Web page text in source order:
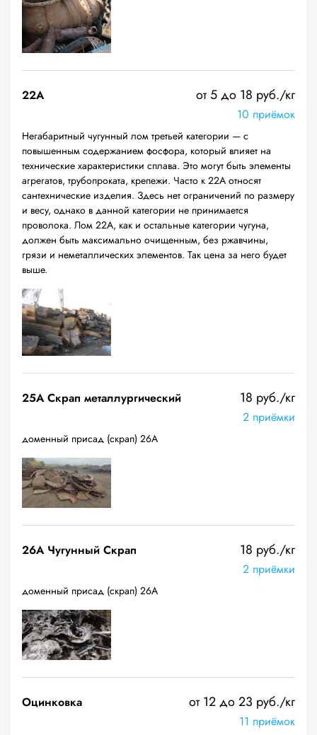
22A от 5 до 18 руб./кг
10 приёмок
Негабаритный чугунный лом третьей категории — с
повышенным содержанием фосфора, который влияет на
технические характеристики сплава. Это могут быть элементы
агрегатов, трубопроката, крепежи. Часто к 22А относят
сантехнические изделия. Здесь нет ограничений по размеру
и весу, однако в данной категории не принимается
проволока. Лом 22А, как и остальные категории чугуна,
должен быть максимально очищенным, без ржавчины,
грязи и неметаллических элементов. Так цена за него будет
выше.
25A Скрап металлургический 18 руб./кг
2 приёмки
доменный присад (скрап) 26А
26A Чугунный Скрап 18 руб./кг
2 приёмки
доменный присад (скрап) 26А
Оцинковка от 12 до 23 руб./кг
11 приёмок